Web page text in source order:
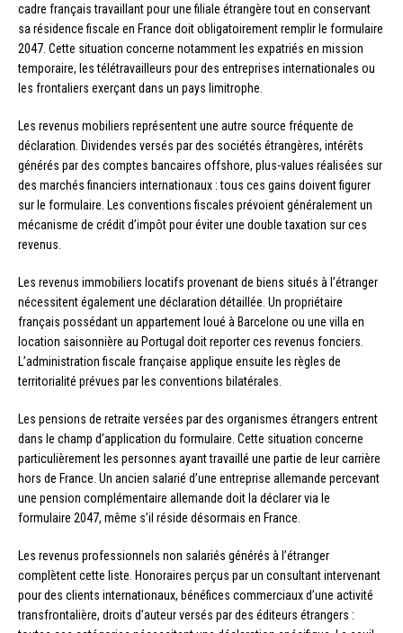
cadre français travaillant pour une filiale étrangère tout en conservant
sa résidence fiscale en France doit obligatoirement remplir le formulaire
2047. Cette situation concerne notamment les expatriés en mission
temporaire, les télétravailleurs pour des entreprises internationales ou
les frontaliers exerçant dans un pays limitrophe.
Les revenus mobiliers représentent une autre source fréquente de
déclaration. Dividendes versés par des sociétés étrangères, intérêts
générés par des comptes bancaires offshore, plus-values réalisées sur
des marchés financiers internationaux : tous ces gains doivent figurer
sur le formulaire. Les conventions fiscales prévoient généralement un
mécanisme de crédit d’impôt pour éviter une double taxation sur ces
revenus.
Les revenus immobiliers locatifs provenant de biens situés à l’étranger
nécessitent également une déclaration détaillée. Un propriétaire
français possédant un appartement loué à Barcelone ou une villa en
location saisonnière au Portugal doit reporter ces revenus fonciers.
L’administration fiscale française applique ensuite les règles de
territorialité prévues par les conventions bilatérales.
Les pensions de retraite versées par des organismes étrangers entrent
dans le champ d’application du formulaire. Cette situation concerne
particulièrement les personnes ayant travaillé une partie de leur carrière
hors de France. Un ancien salarié d’une entreprise allemande percevant
une pension complémentaire allemande doit la déclarer via le
formulaire 2047, même s’il réside désormais en France.
Les revenus professionnels non salariés générés à l’étranger
complètent cette liste. Honoraires perçus par un consultant intervenant
pour des clients internationaux, bénéfices commerciaux d’une activité
transfrontalière, droits d’auteur versés par des éditeurs étrangers :